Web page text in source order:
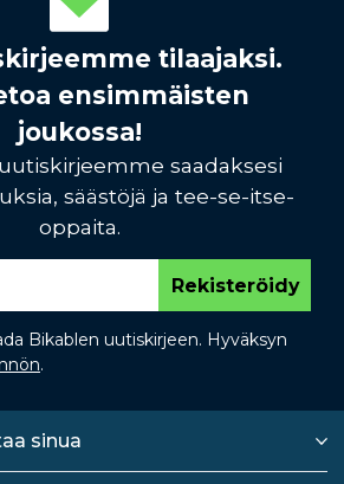
tilaajaksi.
ensimmäisten
joukossa!
saadaksesi
säästöjä ja tee-se-itse-
oppaita.
Rekisteröidy
Bikablen uutiskirjeen. Hyväksyn
.
sinua